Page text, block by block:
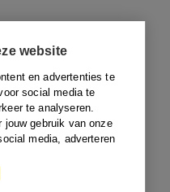
website
en advertenties te
social media te
te analyseren.
jouw gebruik van onze
media, adverteren
Dam